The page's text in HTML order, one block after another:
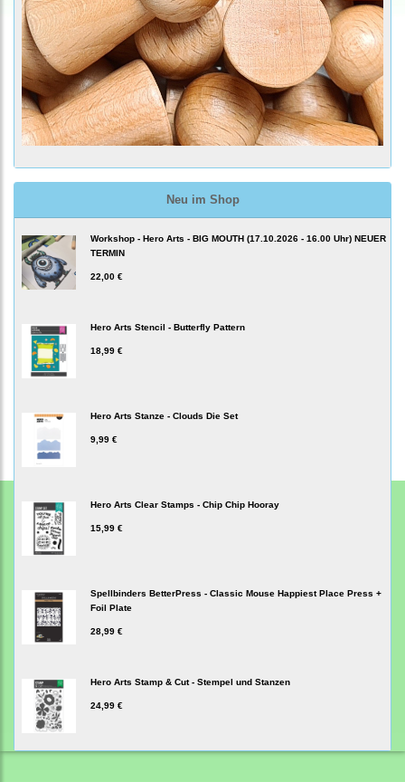
Neu im Shop
Workshop - Hero Arts - BIG MOUTH (17.10.2026 - 16.00 Uhr) NEUER
TERMIN
22,00 €
Hero Arts Stencil - Butterfly Pattern
18,99 €
Hero Arts Stanze - Clouds Die Set
9,99 €
Hero Arts Clear Stamps - Chip Chip Hooray
15,99 €
Spellbinders BetterPress - Classic Mouse Happiest Place Press +
Foil Plate
28,99 €
Hero Arts Stamp & Cut - Stempel und Stanzen
24,99 €